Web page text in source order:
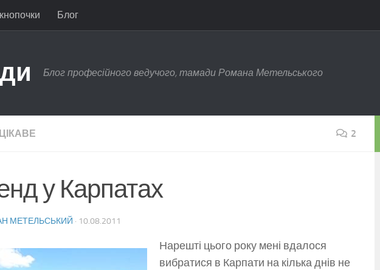
Блог
Блог професійного ведучого, тамади Романа Метельського
2
у Карпатах
МЕТЕЛЬСЬКИЙ · 10.08.2011
Нарешті цього року мені вдалося
вибратися в Карпати на кілька днів не